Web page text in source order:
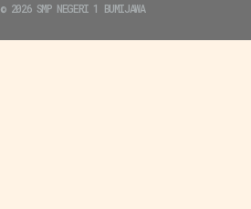
SMP NEGERI 1 BUMIJAWA